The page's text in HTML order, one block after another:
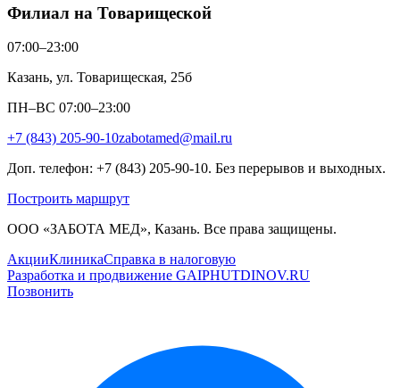
Филиал на Товарищеской
07:00–23:00
Казань, ул. Товарищеская, 25б
ПН–ВС 07:00–23:00
+7 (843) 205-90-10zabotamed@mail.ru
Доп. телефон: +7 (843) 205-90-10. Без перерывов и выходных.
Построить маршрут
ООО «ЗАБОТА МЕД», Казань. Все права защищены.
АкцииКлиникаСправка в налоговую
Разработка и продвижение GAIPHUTDINOV.RU
Позвонить